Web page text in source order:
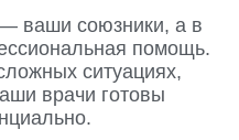
ваши союзники, а в
помощь.
ситуациях,
врачи готовы